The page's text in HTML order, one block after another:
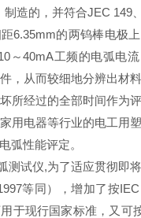
制造的，并符合JEC 149
6.35mm的两钨棒电极
～40mA工频的电弧电
，从而较细地分辨出材
所经过的全部时间作为
用电器等行业的电工用
弧性能评定。
测试仪,为了适应贯彻即
等同），增加了按
于现行国家标准，又可